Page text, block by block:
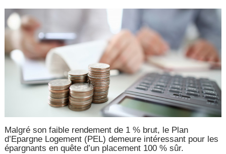
Malgré son faible rendement de 1 % brut, le Plan
d’Epargne Logement (PEL) demeure intéressant pour les
épargnants en quête d’un placement 100 % sûr.